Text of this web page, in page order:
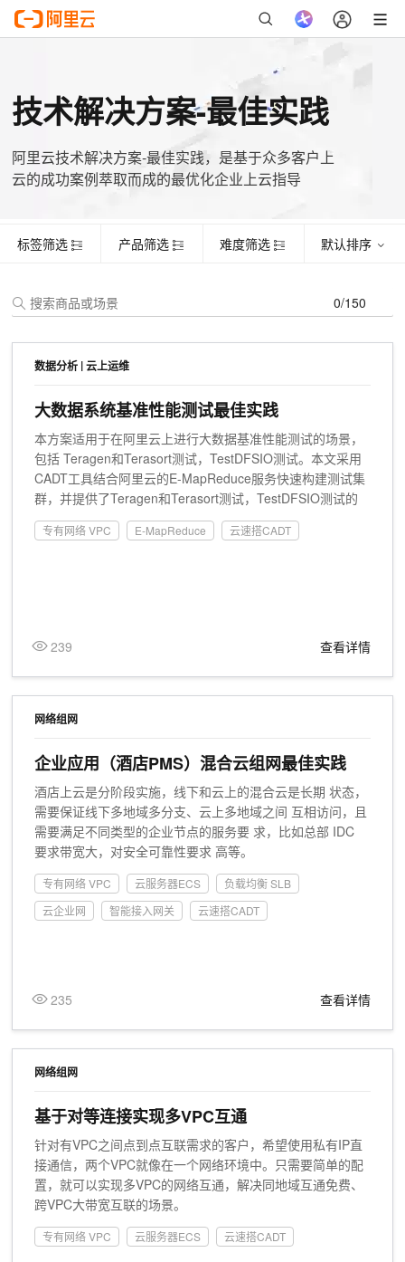
技术解决方案-最佳实践
阿里云技术解决方案-最佳实践，是基于众多客户上
云的成功案例萃取而成的最优化企业上云指导
标签筛选 产品筛选 难度筛选 默认排序
0/150
数据分析 |云上运维
大数据系统基准性能测试最佳实践
本方案适用于在阿里云上进行大数据基准性能测试的场景，
包括 Teragen和Terasort测试，TestDFSIO测试。本文采用
CADT工具结合阿里云的E-MapReduce服务快速构建测试集
群，并提供了Teragen和Terasort测试，TestDFSIO测试的
测试脚本，便于迅速开展测试。
专有网络 VPC E-MapReduce 云速搭CADT
239 查看详情
网络组网
企业应用（酒店PMS）混合云组网最佳实践
酒店上云是分阶段实施，线下和云上的混合云是长期 状态，
需要保证线下多地域多分支、云上多地域之间 互相访问，且
需要满足不同类型的企业节点的服务要 求，比如总部 IDC
要求带宽大，对安全可靠性要求 高等。
专有网络 VPC 云服务器ECS
负载均衡 SLB
云企业网
智能接入网关 云速搭CADT
235 查看详情
网络组网
基于对等连接实现多VPC互通
针对有VPC之间点到点互联需求的客户，希望使用私有IP直
接通信，两个VPC就像在一个网络环境中。只需要简单的配
置，就可以实现多VPC的网络互通，解决同地域互通免费、
跨VPC大带宽互联的场景。
专有网络 VPC 云服务器ECS 云速搭CADT
标签筛选 难度筛选 默认排序
书名称 主题 姓名 手机号 起始时间 有效期